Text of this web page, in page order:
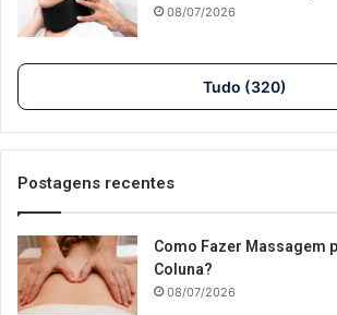
08/07/2026
Tudo (320)
Postagens recentes
Como Fazer Massagem
Coluna?
08/07/2026